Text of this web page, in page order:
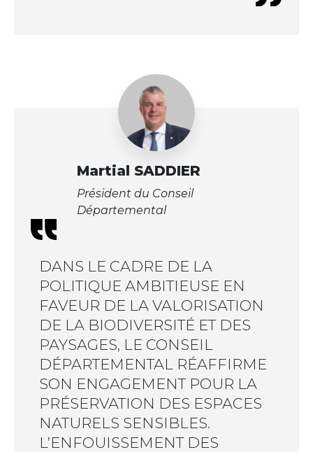
Martial SADDIER
Président du Conseil
Départemental
DANS LE CADRE DE LA
POLITIQUE AMBITIEUSE EN
FAVEUR DE LA VALORISATION
DE LA BIODIVERSITÉ ET DES
PAYSAGES, LE CONSEIL
DÉPARTEMENTAL RÉAFFIRME
SON ENGAGEMENT POUR LA
PRÉSERVATION DES ESPACES
NATURELS SENSIBLES.
L’ENFOUISSEMENT DES